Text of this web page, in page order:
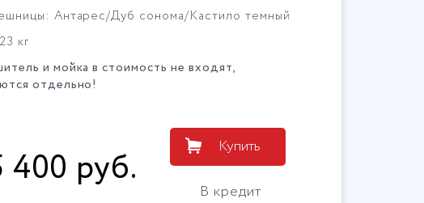
Антарес/Дуб сонома/Кастило темный
кг
и мойка в стоимость не входят,
отдельно!
400 руб. Купить
В кредит